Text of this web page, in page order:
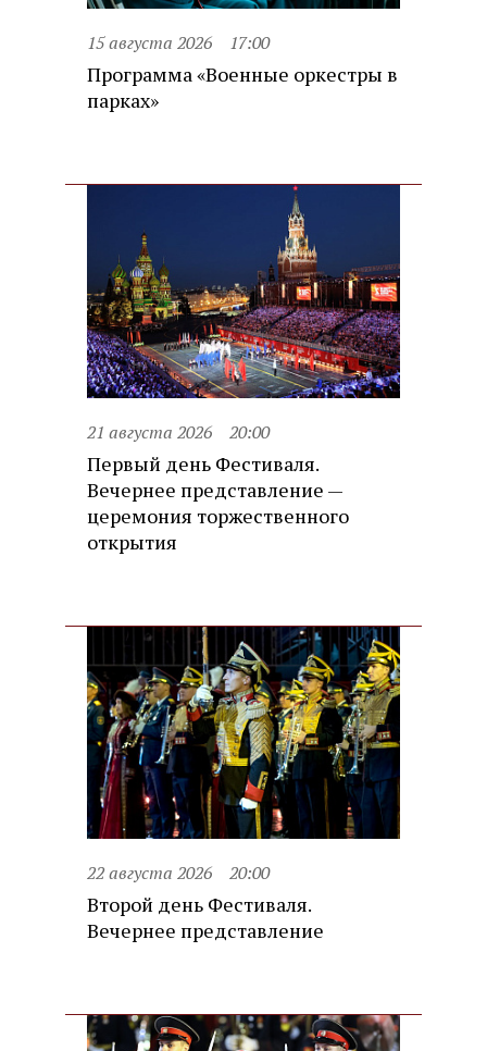
15 августа 2026 17:00
Программа «Военные оркестры в
парках»
21 августа 2026 20:00
Первый день Фестиваля.
Вечернее представление —
церемония торжественного
открытия
22 августа 2026 20:00
Второй день Фестиваля.
Вечернее представление